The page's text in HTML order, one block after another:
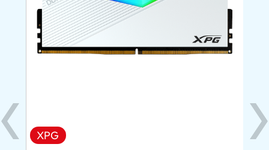
XPG